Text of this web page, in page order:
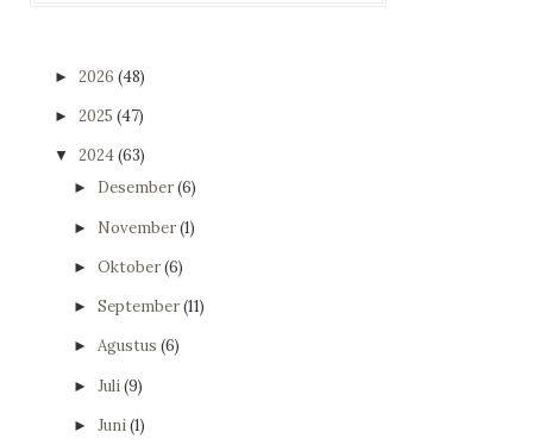
► 2026 (48)
► 2025 (47)
▼ 2024(63)
► Desember(6)
► November(1)
► Oktober(6)
► September(11)
► Agustus (6)
► Juli(9)
► Juni(1)